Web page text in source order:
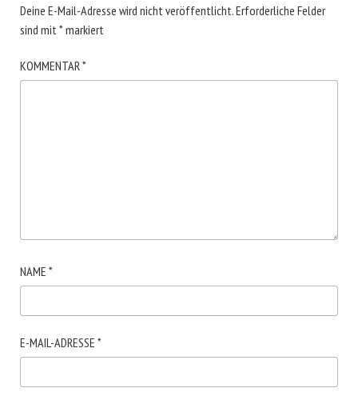
Deine E-Mail-Adresse wird nicht veröffentlicht.Erforderliche Felder
sind mit*markiert
KOMMENTAR*
NAME *
E-MAIL-ADRESSE *